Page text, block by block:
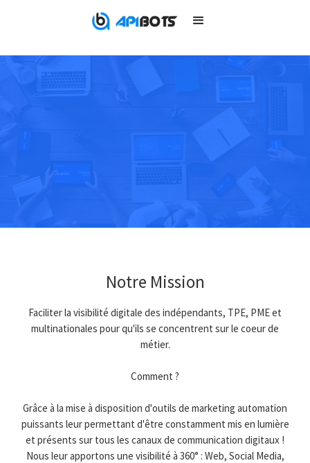
Notre Mission
Faciliter la visibilité digitale des indépendants, TPE, PME et
multinationales pour qu'ils se concentrent sur le coeur de
métier.
Comment ?
Grâce à la mise à disposition d'outils de marketing automation
puissants leur permettant d'être constamment mis en lumière
et présents sur tous les canaux de communication digitaux !
Nous leur apportons une visibilité à 360° : Web, Social Media,